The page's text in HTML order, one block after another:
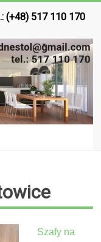
(+48) 517 110 170
Szafy na